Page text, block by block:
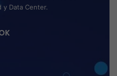
y Data Center.